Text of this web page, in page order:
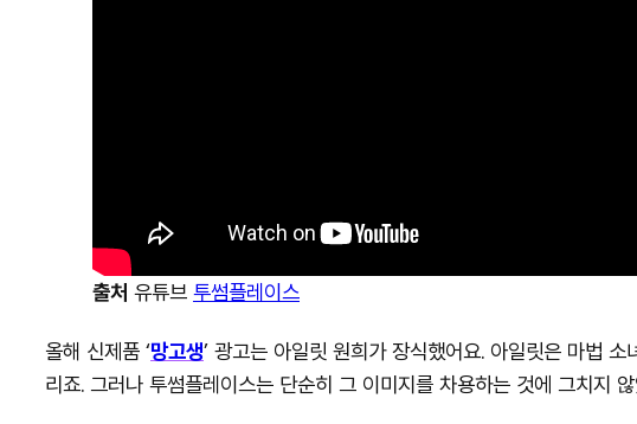
출처 유튜브 투썸플레이스
올해 신제품 ‘망고생’ 광고는 아일릿 원희가 장식했어요. 아일릿은 마법
리죠. 그러나 투썸플레이스는 단순히 그 이미지를 차용하는 것에 그치지